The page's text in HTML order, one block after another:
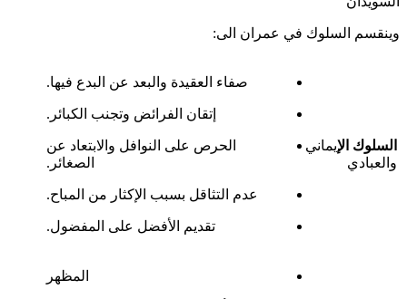
وينقسم السلوك في عمران الى:
السلوك الإيماني
والعبادي
صفاء العقيدة والبعد عن البدع فيها.
إتقان الفرائض وتجنب الكبائر.
الحرص على النوافل والابتعاد عن
الصغائر.
عدم التثاقل بسبب الإكثار من المباح.
تقديم الأفضل على المفضول.
المظهر